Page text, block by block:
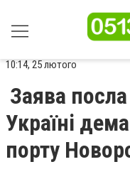
10:14, 25 лютого
Заява
Україні
порту